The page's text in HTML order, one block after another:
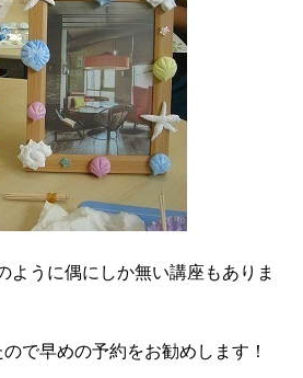
ように偶にしか無い講座もありま
で早めの予約をお勧めします！